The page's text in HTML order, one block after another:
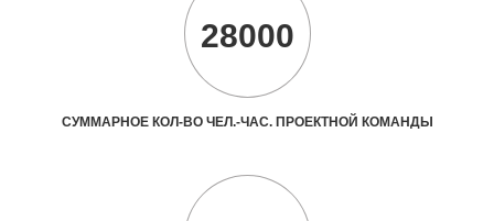
28000
СУММАРНОЕ КОЛ-ВО ЧЕЛ.-ЧАС. ПРОЕКТНОЙ КОМАНДЫ